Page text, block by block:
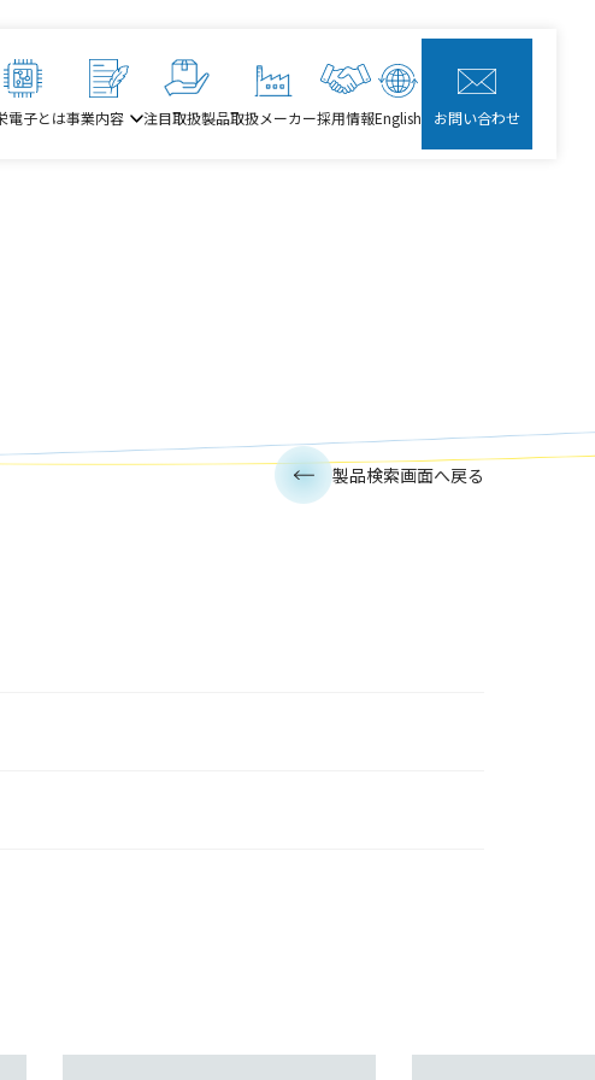
電子とは事業内容 注目取扱製品取扱メーカー採用情報English お問い合わせ
製品検索画面へ戻る